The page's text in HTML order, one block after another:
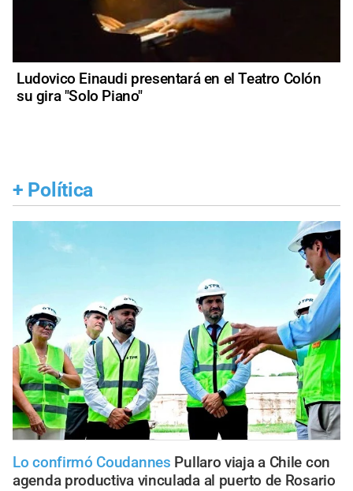
Ludovico Einaudi presentará en el Teatro Colón
su gira "Solo Piano"
+ Política
Lo confirmó Coudannes Pullaro viaja a Chile con
agenda productiva vinculada al puerto de Rosario